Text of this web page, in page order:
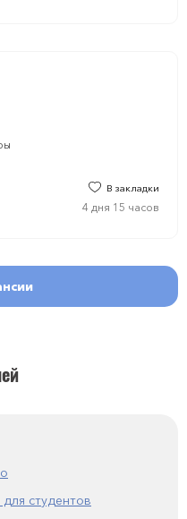
В закладки
4 дня 15 часов
студентов